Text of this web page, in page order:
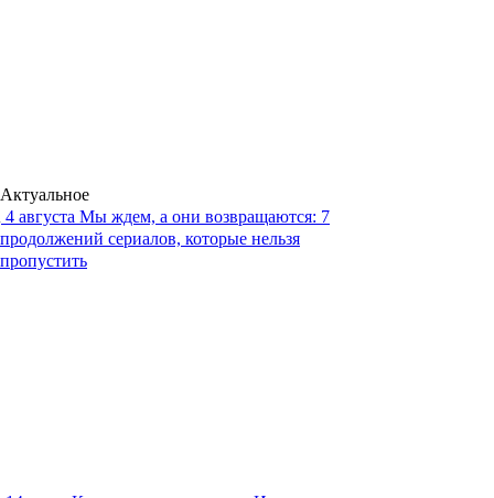
Актуальное
4 августа Мы ждем, а они возвращаются: 7
продолжений сериалов, которые нельзя
пропустить